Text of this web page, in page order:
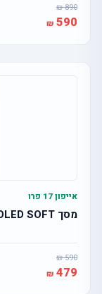
890
590
אייפון 17 פרו
מסך OLED SOFT אייפון 17 פרו
590
479